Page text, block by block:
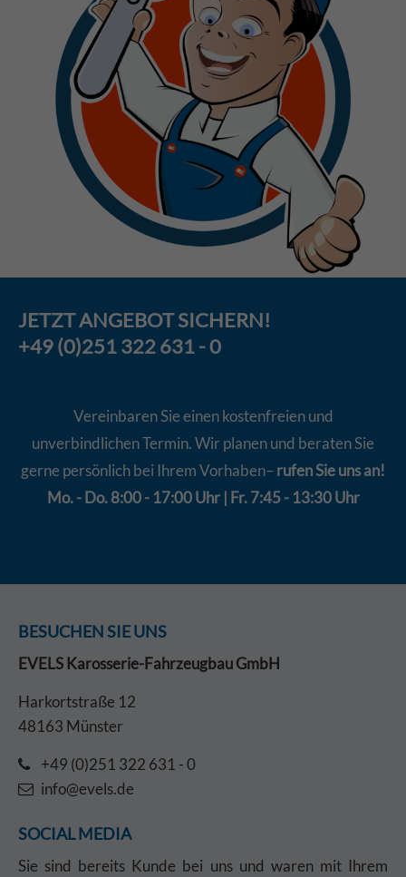
JETZTANGEBOTSICHERN!
+49 (0)251 322 631 - 0
Vereinbaren Sie einen kostenfreien und
unverbindlichen Termin. Wir planen und beraten Sie
gerne persönlich bei Ihrem Vorhaben– rufen Sie uns an!
Mo. - Do. 8:00 - 17:00 Uhr | Fr. 7:45 - 13:30 Uhr
BESUCHEN SIE UNS
EVELS Karosserie-Fahrzeugbau GmbH
Harkortstraße 12
48163 Münster
+49 (0)251 322 631 - 0
info@evels.de
SOCIAL MEDIA
Sie sind bereits Kunde bei uns und waren mit Ihrem